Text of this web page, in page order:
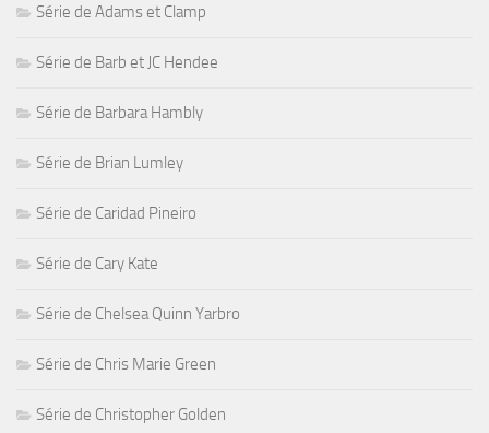
Série de Adams et Clamp
Série de Barb et JC Hendee
Série de Barbara Hambly
Série de Brian Lumley
Série de Caridad Pineiro
Série de Cary Kate
Série de Chelsea Quinn Yarbro
Série de Chris Marie Green
Série de Christopher Golden